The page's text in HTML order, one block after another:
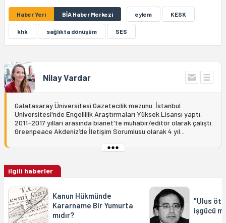
Haber Yeri BİA Haber Merkezi eylem KESK
khk sağlıkta dönüşüm SES
Nilay Vardar
Galatasaray Üniversitesi Gazetecilik mezunu. İstanbul
Üniversitesi'nde Engellilik Araştırmaları Yüksek Lisansı yaptı.
2011-2017 yılları arasında bianet'te muhabir/editör olarak çalıştı.
Greenpeace Akdeniz’de İletişim Sorumlusu olarak 4 yıl...
ilgili haberler
Kanun Hükmünde
Kararname Bir Yumurta
mıdır?
"Ulus
işgücü